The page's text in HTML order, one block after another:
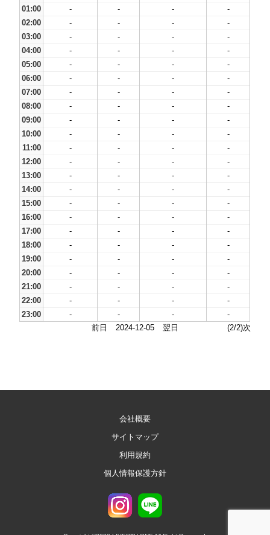
01:00
- - -
-
02:00
- - -
-
03:00
- - -
-
04:00
- - -
-
05:00
- - -
-
06:00
- - -
-
07:00
- - -
-
08:00
- - -
-
09:00
- - -
-
10:00
- - -
-
11:00
- - -
-
12:00
- - -
-
13:00
- - -
-
14:00
- - -
-
15:00
- - -
-
16:00
- - -
-
17:00
- - -
-
18:00
- - -
-
19:00
- - -
-
20:00
- - -
-
21:00
- - -
-
22:00
- - -
-
23:00
- - -
-
前日
2024-12-05 翌日 (2/2)次
会社概要
サイトマップ
利用規約
個人情報保護方針